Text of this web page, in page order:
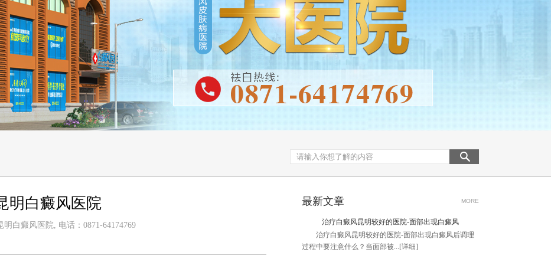
明白癜风医院
明白癜风医院, 电话：0871-64174769
最新文章 MORE
治疗白癜风昆明较好的医院-面部出现白癜风
治疗白癜风昆明较好的医院-面部出现白癜风后调理
过程中要注意什么？当面部被... [详细]